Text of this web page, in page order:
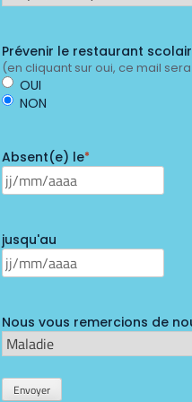
Prévenir le restaurant
(en cliquant sur oui, ce mail
OUI
NON
Absent(e) le*
JJ
MM
slash
AAAA
jusqu'au
JJ
MM
slash
AAAA
Nous vous remercions de